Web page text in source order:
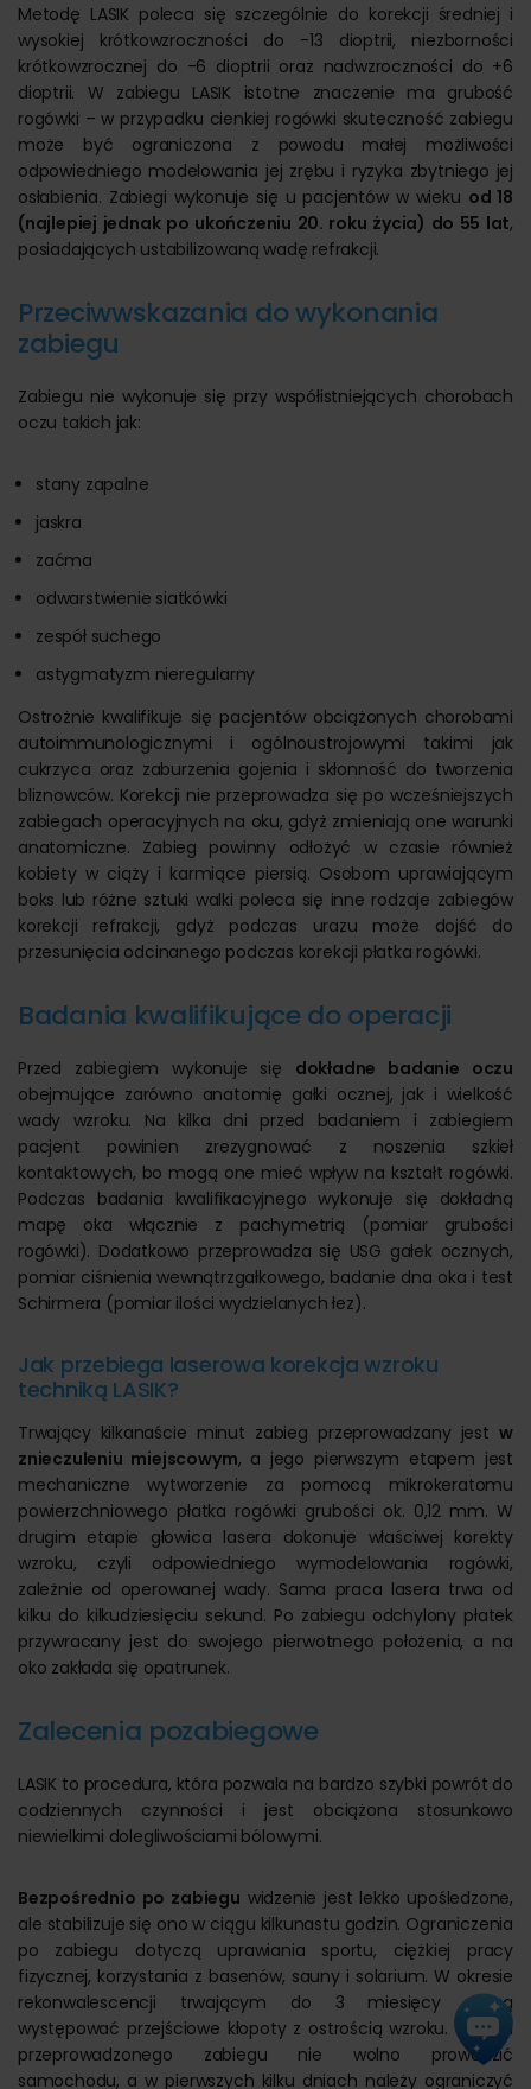
Metodę LASIK poleca się szczególnie do korekcji średniej i
wysokiej krótkowzroczności do -13 dioptrii, niezborności
krótkowzrocznej do -6 dioptrii oraz nadwzroczności do +6
dioptrii. W zabiegu LASIK istotne znaczenie ma grubość
rogówki – w przypadku cienkiej rogówki skuteczność zabiegu
może być ograniczona z powodu małej możliwości
odpowiedniego modelowania jej zrębu i ryzyka zbytniego jej
osłabienia. Zabiegi wykonuje się u pacjentów w wieku od 18
(najlepiej jednak po ukończeniu 20. roku życia) do 55 lat,
posiadających ustabilizowaną wadę refrakcji.
Przeciwwskazania do wykonania
zabiegu
Zabiegu nie wykonuje się przy współistniejących chorobach
oczu takich jak:
stany zapalne
jaskra
zaćma
odwarstwienie siatkówki
zespół suchego
astygmatyzm nieregularny
Ostrożnie kwalifikuje się pacjentów obciążonych chorobami
autoimmunologicznymi i ogólnoustrojowymi takimi jak
cukrzyca oraz zaburzenia gojenia i skłonność do tworzenia
bliznowców. Korekcji nie przeprowadza się po wcześniejszych
zabiegach operacyjnych na oku, gdyż zmieniają one warunki
anatomiczne. Zabieg powinny odłożyć w czasie również
kobiety w ciąży i karmiące piersią. Osobom uprawiającym
boks lub różne sztuki walki poleca się inne rodzaje zabiegów
korekcji refrakcji, gdyż podczas urazu może dojść do
przesunięcia odcinanego podczas korekcji płatka rogówki.
Badania kwalifikujące do operacji
Przed zabiegiem wykonuje się dokładne badanie oczu
obejmujące zarówno anatomię gałki ocznej, jak i wielkość
wady wzroku. Na kilka dni przed badaniem i zabiegiem
pacjent powinien zrezygnować z noszenia szkieł
kontaktowych, bo mogą one mieć wpływ na kształt rogówki.
Podczas badania kwalifikacyjnego wykonuje się dokładną
mapę oka włącznie z pachymetrią (pomiar grubości
rogówki). Dodatkowo przeprowadza się USG gałek ocznych,
pomiar ciśnienia wewnątrzgałkowego, badanie dna oka i test
Schirmera (pomiar ilości wydzielanych łez).
Jak przebiega laserowa korekcja wzroku
techniką LASIK?
Trwający kilkanaście minut zabieg przeprowadzany jestw
znieczuleniu miejscowym, a jego pierwszym etapem jest
mechaniczne wytworzenie za pomocą mikrokeratomu
powierzchniowego płatka rogówki grubości ok. 0,12 mm. W
drugim etapie głowica lasera dokonuje właściwej korekty
wzroku, czyli odpowiedniego wymodelowania rogówki,
zależnie od operowanej wady. Sama praca lasera trwa od
kilku do kilkudziesięciu sekund. Po zabiegu odchylony płatek
przywracany jest do swojego pierwotnego położenia, a na
oko zakłada się opatrunek.
Zalecenia pozabiegowe
LASIK to procedura, która pozwala na bardzo szybki powrót do
codziennych czynności i jest obciążona stosunkowo
niewielkimi dolegliwościami bólowymi.
Bezpośrednio po zabiegu widzenie jest lekko upośledzone,
ale stabilizuje się ono w ciągu kilkunastu godzin. Ograniczenia
po zabiegu dotyczą uprawiania sportu, ciężkiej pracy
fizycznej, korzystania z basenów, sauny i solarium. W okresie
rekonwalescencji trwającym do 3 miesięcy mogą
występować przejściowe kłopoty z ostrością wzroku. W dniu
przeprowadzonego zabiegu nie wolno prowadzić
samochodu, a w pierwszych kilku dniach należy ograniczyć